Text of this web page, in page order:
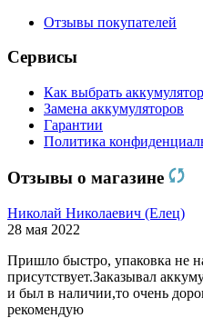
Отзывы покупателей
Сервисы
Как выбрать
Замена аккумуляторов
Гарантии
Политика
Отзывы о магазине
Николай Николаевич (Елец)
28 мая 2022
Пришло быстро, упаковка не
присутствует.Заказывал
и был в наличии,то очень
рекомендую